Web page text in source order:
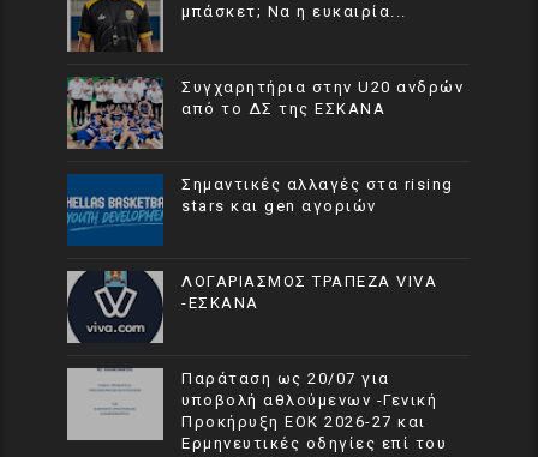
μπάσκετ; Να η ευκαιρία...
Συγχαρητήρια στην U20 ανδρών
από το ΔΣ της ΕΣΚΑΝΑ
Σημαντικές αλλαγές στα rising
stars και gen αγοριών
ΛΟΓΑΡΙΑΣΜΟΣ ΤΡΑΠΕΖΑ VIVA
-ΕΣΚΑΝΑ
Παράταση ως 20/07 για
υποβολή αθλούμενων -Γενική
Προκήρυξη ΕΟΚ 2026-27 και
Ερμηνευτικές οδηγίες επί του